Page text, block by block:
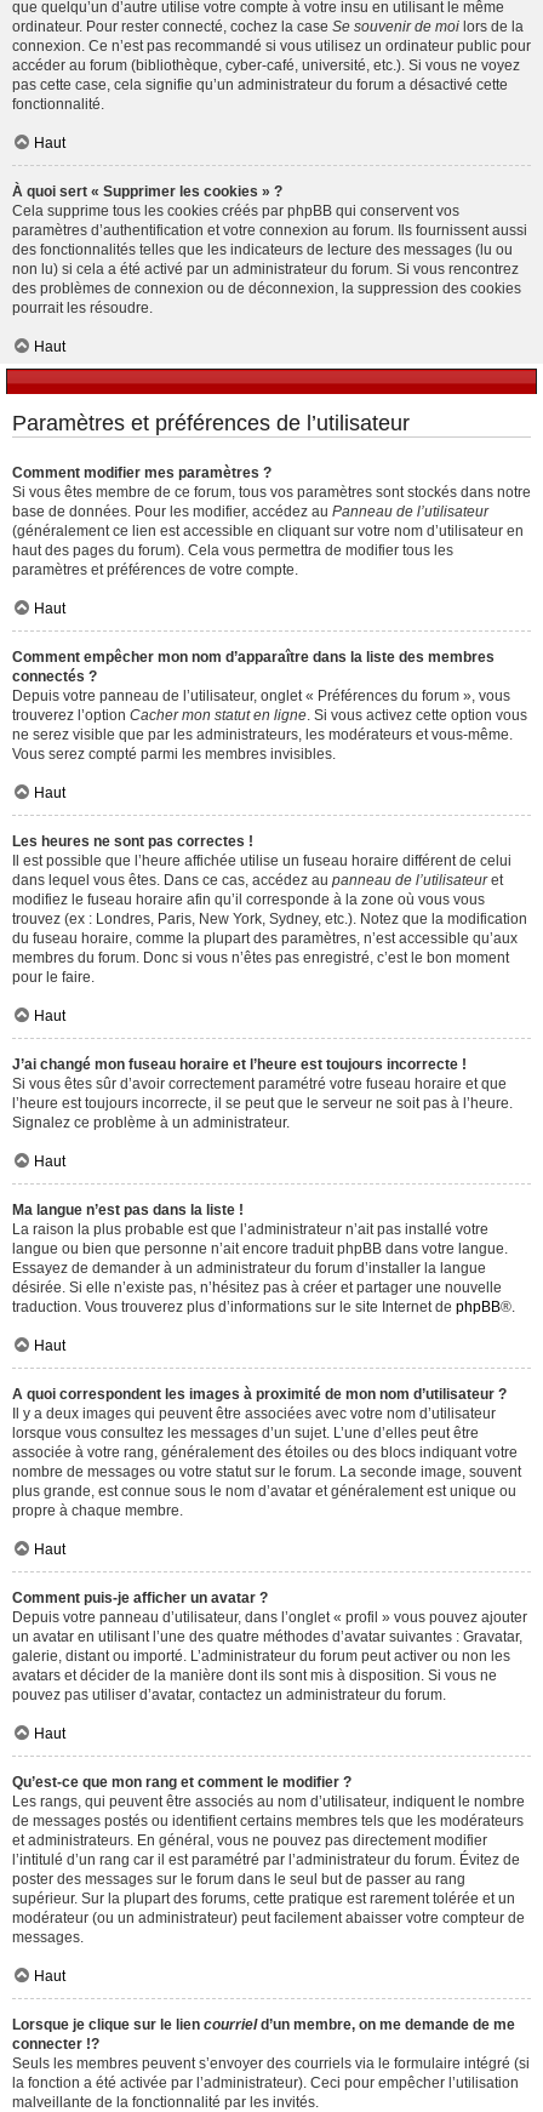
que quelqu’un d’autre utilise votre compte à votre insu en utilisant le même
ordinateur. Pour rester connecté, cochez la case Se souvenir de moi lors de la
connexion. Ce n’est pas recommandé si vous utilisez un ordinateur public pour
accéder au forum (bibliothèque, cyber-café, université, etc.). Si vous ne voyez
pas cette case, cela signifie qu’un administrateur du forum a désactivé cette
fonctionnalité.
Haut
À quoi sert « Supprimer les cookies » ?
Cela supprime tous les cookies créés par phpBB qui conservent vos
paramètres d’authentification et votre connexion au forum. Ils fournissent aussi
des fonctionnalités telles que les indicateurs de lecture des messages (lu ou
non lu) si cela a été activé par un administrateur du forum. Si vous rencontrez
des problèmes de connexion ou de déconnexion, la suppression des cookies
pourrait les résoudre.
Haut
Paramètres et préférences de l’utilisateur
Comment modifier mes paramètres ?
Si vous êtes membre de ce forum, tous vos paramètres sont stockés dans notre
base de données. Pour les modifier, accédez au Panneau de l’utilisateur
(généralement ce lien est accessible en cliquant sur votre nom d’utilisateur en
haut des pages du forum). Cela vous permettra de modifier tous les
paramètres et préférences de votre compte.
Haut
Comment empêcher mon nom d’apparaître dans la liste des membres
connectés ?
Depuis votre panneau de l’utilisateur, onglet « Préférences du forum », vous
trouverez l’option Cacher mon statut en ligne . Si vous activez cette option vous
ne serez visible que par les administrateurs, les modérateurs et vous-même.
Vous serez compté parmi les membres invisibles.
Haut
Les heures ne sont pas correctes !
Il est possible que l’heure affichée utilise un fuseau horaire différent de celui
dans lequel vous êtes. Dans ce cas, accédez au panneau de l’utilisateuret
modifiez le fuseau horaire afin qu’il corresponde à la zone où vous vous
trouvez (ex : Londres, Paris, New York, Sydney, etc.). Notez que la modification
du fuseau horaire, comme la plupart des paramètres, n’est accessible qu’aux
membres du forum. Donc si vous n’êtes pas enregistré, c’est le bon moment
pour le faire.
Haut
J’ai changé mon fuseau horaire et l’heure est toujours incorrecte !
Si vous êtes sûr d’avoir correctement paramétré votre fuseau horaire et que
l’heure est toujours incorrecte, il se peut que le serveur ne soit pas à l’heure.
Signalez ce problème à un administrateur.
Haut
Ma langue n’est pas dans la liste !
La raison la plus probable est que l’administrateur n’ait pas installé votre
langue ou bien que personne n’ait encore traduit phpBB dans votre langue.
Essayez de demander à un administrateur du forum d’installer la langue
désirée. Si elle n’existe pas, n’hésitez pas à créer et partager une nouvelle
traduction. Vous trouverez plus d’informations sur le site Internet de phpBB®.
Haut
A quoi correspondent les images à proximité de mon nom d’utilisateur ?
Il y a deux images qui peuvent être associées avec votre nom d’utilisateur
lorsque vous consultez les messages d’un sujet. L’une d’elles peut être
associée à votre rang, généralement des étoiles ou des blocs indiquant votre
nombre de messages ou votre statut sur le forum. La seconde image, souvent
plus grande, est connue sous le nom d’avatar et généralement est unique ou
propre à chaque membre.
Haut
Comment puis-je afficher un avatar ?
Depuis votre panneau d’utilisateur, dans l’onglet « profil » vous pouvez ajouter
un avatar en utilisant l’une des quatre méthodes d’avatar suivantes : Gravatar,
galerie, distant ou importé. L’administrateur du forum peut activer ou non les
avatars et décider de la manière dont ils sont mis à disposition. Si vous ne
pouvez pas utiliser d’avatar, contactez un administrateur du forum.
Haut
Qu’est-ce que mon rang et comment le modifier ?
Les rangs, qui peuvent être associés au nom d’utilisateur, indiquent le nombre
de messages postés ou identifient certains membres tels que les modérateurs
et administrateurs. En général, vous ne pouvez pas directement modifier
l’intitulé d’un rang car il est paramétré par l’administrateur du forum. Évitez de
poster des messages sur le forum dans le seul but de passer au rang
supérieur. Sur la plupart des forums, cette pratique est rarement tolérée et un
modérateur (ou un administrateur) peut facilement abaisser votre compteur de
messages.
Haut
Lorsque je clique sur le lien courrield’un membre, on me demande de me
connecter !?
Seuls les membres peuvent s’envoyer des courriels via le formulaire intégré (si
la fonction a été activée par l’administrateur). Ceci pour empêcher l’utilisation
malveillante de la fonctionnalité par les invités.